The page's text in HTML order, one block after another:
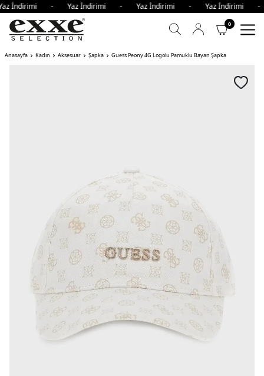
İndirimi - Yaz İndirimi - Yaz İndirimi - Yaz
0
Anasayfa Kadın Aksesuar Şapka Guess Peony 4G Logolu Pamuklu Bayan Şapka